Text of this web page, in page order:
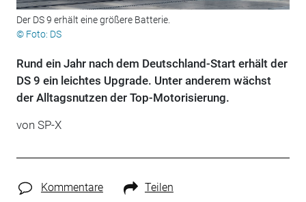
Der DS 9 erhält eine größere Batterie.
© Foto: DS
Rund ein Jahr nach dem Deutschland-Start erhält der
DS 9 ein leichtes Upgrade. Unter anderem wächst
der Alltagsnutzen der Top-Motorisierung.
von SP-X
Kommentare Teilen